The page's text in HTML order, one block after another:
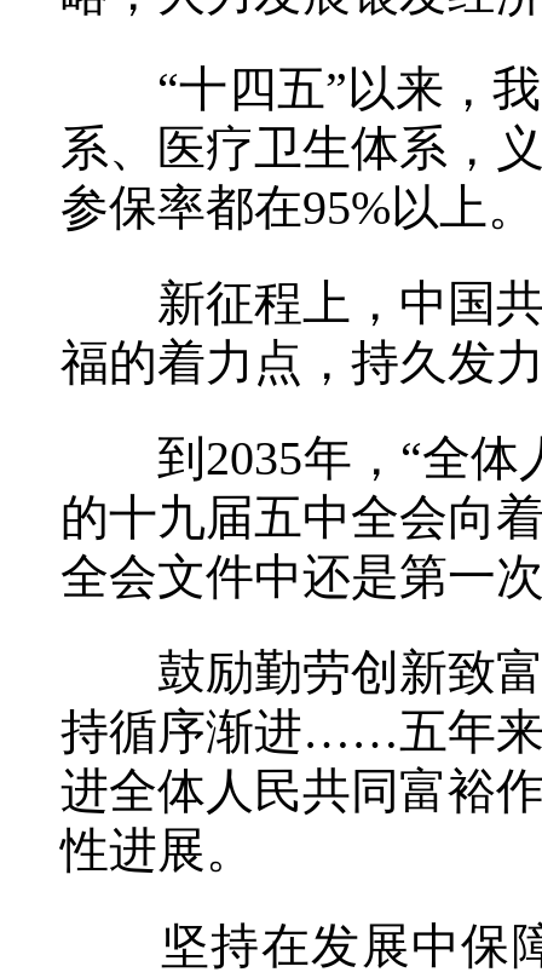
“十四五”以来，我
系、医疗卫生体系，
参保率都在95%以上。
新征程上，中国共
福的着力点，持久发
到2035年，“全体
的十九届五中全会向
全会文件中还是第一
鼓励勤劳创新致富
持循序渐进……五年来
进全体人民共同富裕
性进展。
坚持在发展中保障